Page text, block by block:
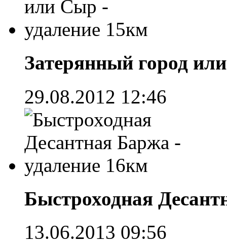
Затерянный город
29.08.2012 12:46
Быстроходная
13.06.2013 09:56